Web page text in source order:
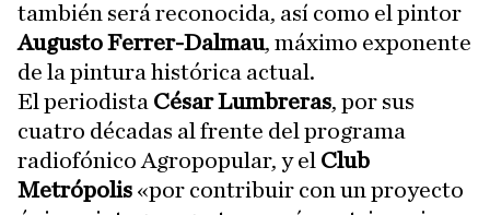
también será reconocida, así como el pintor
Augusto Ferrer-Dalmau, máximo exponente
de la pintura histórica actual.
El periodista César Lumbreras, por sus
cuatro décadas al frente del programa
radiofónico Agropopular, y el Club
Metrópolis «por contribuir con un proyecto